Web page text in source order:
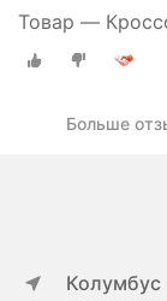
Товар —
Больше
Колумбус